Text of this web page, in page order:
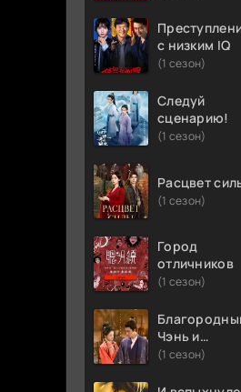
с низким IQ
(1 сезон)
Следуй
сценарию!
(1 сезон)
Расцвет
(1 сезон)
Город
отличников
(1 сезон)
Чэнь и
прекрасная
(1 сезон)